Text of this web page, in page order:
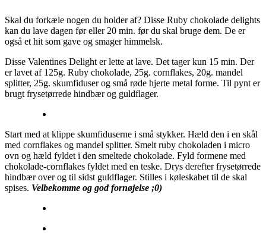
Skal du forkæle nogen du holder af? Disse Ruby chokolade delights
kan du lave dagen før eller 20 min. før du skal bruge dem. De er
også et hit som gave og smager himmelsk.
Disse Valentines Delight er lette at lave. Det tager kun 15 min. Der
er lavet af 125g. Ruby chokolade, 25g. cornflakes, 20g. mandel
splitter, 25g. skumfiduser og små røde hjerte metal forme. Til pynt er
brugt frysetørrede hindbær og guldflager.
Start med at klippe skumfiduserne i små stykker. Hæld den i en skål
med cornflakes og mandel splitter. Smelt ruby chokoladen i micro
ovn og hæld fyldet i den smeltede chokolade. Fyld formene med
chokolade-cornflakes fyldet med en teske. Drys derefter frysetørrede
hindbær over og til sidst guldflager. Stilles i køleskabet til de skal
spises. Velbekomme og god fornøjelse ;0)